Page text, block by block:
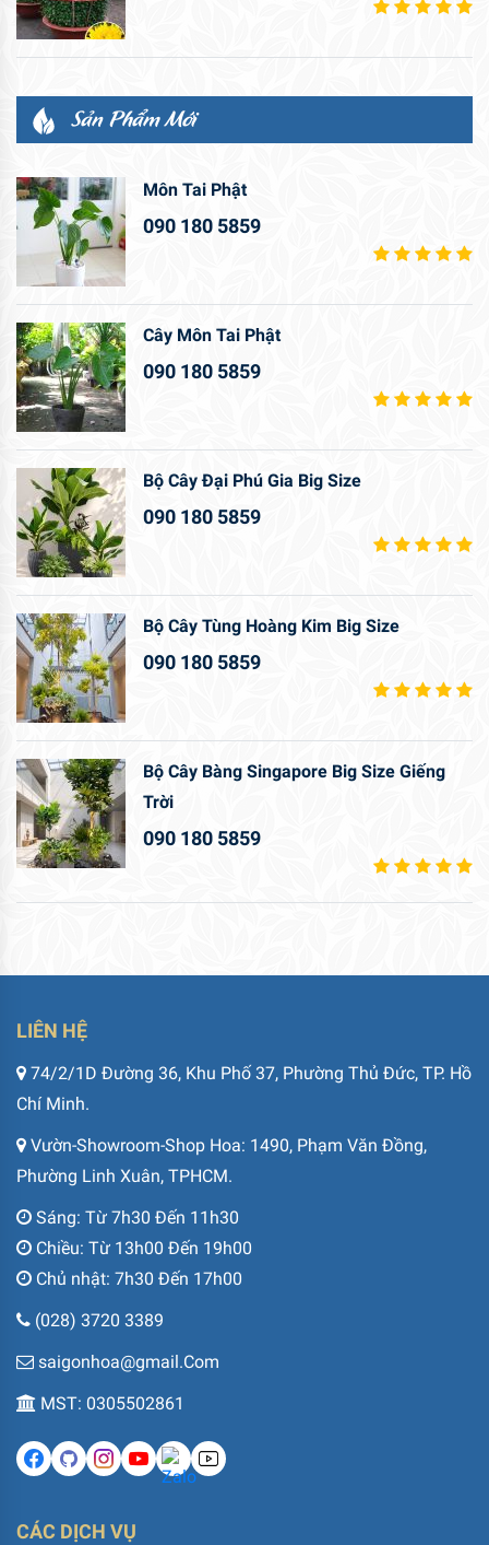
Sản Phẩm Mới
Môn Tai Phật
090 180 5859
Cây Môn Tai Phật
090 180 5859
Bộ Cây Đại Phú Gia Big Size
090 180 5859
Bộ Cây Tùng Hoàng Kim Big Size
090 180 5859
Bộ Cây Bàng Singapore Big Size Giếng
Trời
090 180 5859
LIÊN HỆ
74/2/1D Đường 36, Khu Phố 37, Phường Thủ Đức, TP. Hồ
Chí Minh.
Vườn-Showroom-Shop Hoa: 1490, Phạm Văn Đồng,
Phường Linh Xuân, TPHCM.
Sáng: Từ 7h30 Đến 11h30
Chiều: Từ 13h00 Đến 19h00
Chủ nhật: 7h30 Đến 17h00
(028) 3720 3389
saigonhoa@gmail.Com
MST: 0305502861
CÁC DỊCH VỤ